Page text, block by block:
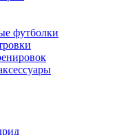
футболки